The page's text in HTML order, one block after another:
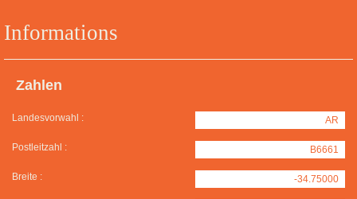
Informations
Zahlen
Landesvorwahl : AR
Postleitzahl : B6661
Breite : -34.75000